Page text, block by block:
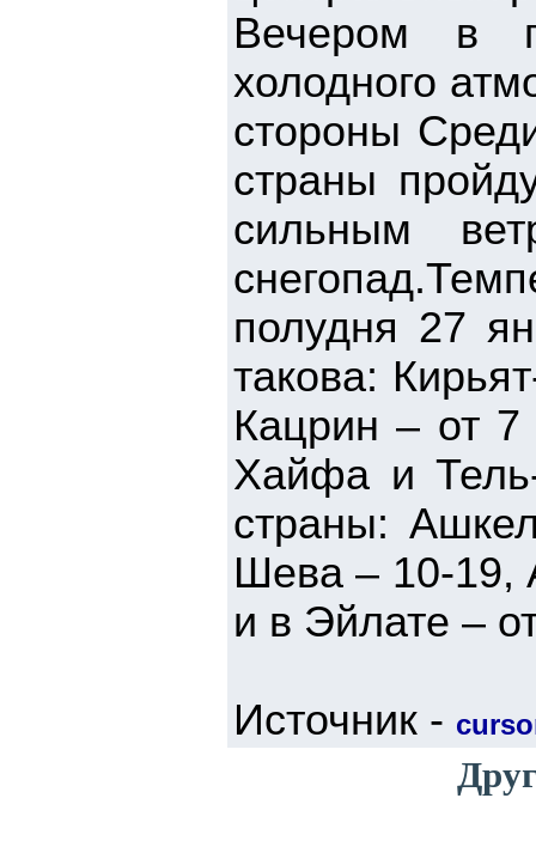
Вечером в
холодного
стороны
страны
сильным
полудня 27
такова:
Кацрин – от
Хайфа и
страны:
Шева – 10-19,
и в Эйлате –
Источник -